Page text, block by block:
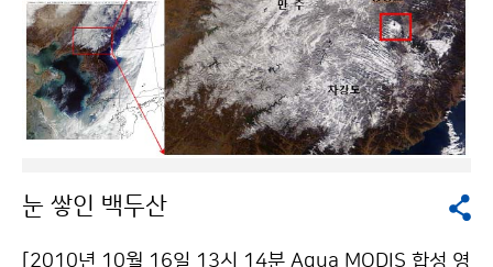
상도 농림기상 분석시스템 개발에 따른 시연회’를 개최했
으며, 농업현장 관측자료를 이용한 시간별 기온, 습도, 바
람분석기술 및 농림기상 정보시스템의 개발 등 2편의 주
제발표와 개발된 시스템의 시연이 이루어졌다. [고해상도
기상분석자료를 이용하여 벼 잎집무늬마름병 발생 위험
간에 따른 위험도의 변화를 보여줌] 이번에 개발된 농림
눈 쌓인 백두산
[2010년 10월 16일 13시 14분 Aqua MODIS 합성 영